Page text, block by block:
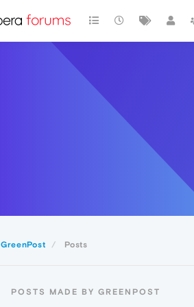
GreenPost Posts
POSTS MADE BY GREENPOST